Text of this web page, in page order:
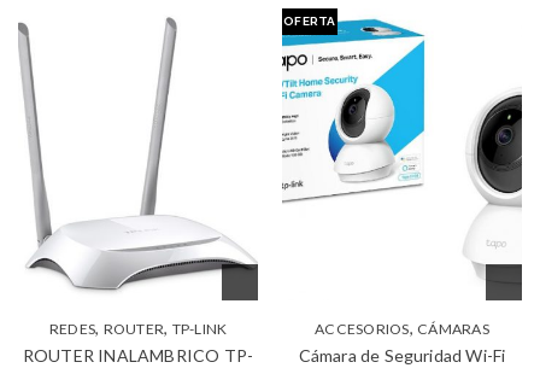
REDES, ROUTER, TP-LINK
ROUTER INALAMBRICO TP-
OFERTA
ACCESORIOS, CÁMARAS
Cámara de Seguridad Wi-Fi